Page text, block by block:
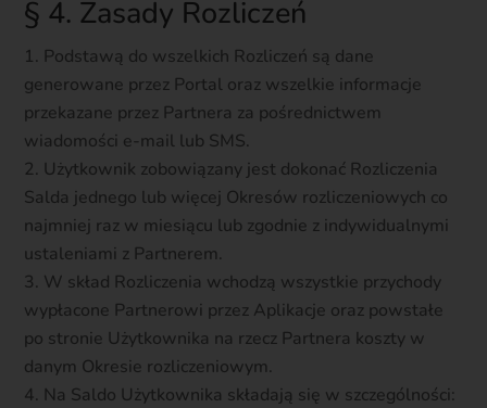
§ 4. Zasady Rozliczeń
Podstawą do wszelkich Rozliczeń są dane
generowane przez Portal oraz wszelkie informacje
przekazane przez Partnera za pośrednictwem
wiadomości e-mail lub SMS.
Użytkownik zobowiązany jest dokonać Rozliczenia
Salda jednego lub więcej Okresów rozliczeniowych co
najmniej raz w miesiącu lub zgodnie z indywidualnymi
ustaleniami z Partnerem.
W skład Rozliczenia wchodzą wszystkie przychody
wypłacone Partnerowi przez Aplikacje oraz powstałe
po stronie Użytkownika na rzecz Partnera koszty w
danym Okresie rozliczeniowym.
Na Saldo Użytkownika składają się w szczególności: